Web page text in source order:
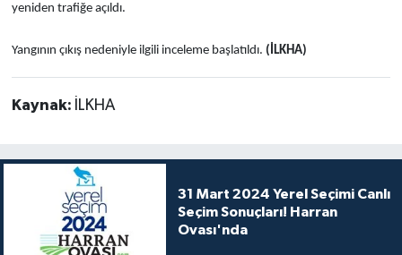
yeniden trafiğe açıldı.
Yangının çıkış nedeniyle ilgili inceleme başlatıldı. (İLKHA)
Kaynak: İLKHA
31 Mart 2024 Yerel Seçimi Canlı
Seçim Sonuçları! Harran
Ovası'nda